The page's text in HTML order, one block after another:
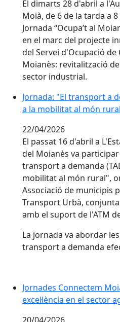
El dimarts 28 d'abril a
Moià, de 6 de la tarda a
Jornada “Ocupa’t al
en el marc del projecte
del Servei d'Ocupació de
Moianès: revitalització
sector industrial.
Jornada: "El transport a
Jornada: "El transport a
a la mobilitat al món
22/04/2026
El passat 16 d'abril a
del Moianès va
transport a demanda
mobilitat al món rural",
Associació de municipis
Transport Urbà,
amb el suport de l'ATM
La jornada va abordar
transport a demanda
Jornades Connectem
Jornades Connectem
excel·lència en el sector